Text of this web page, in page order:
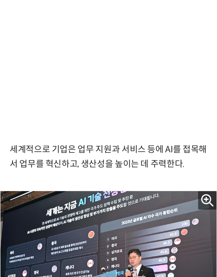
세계적으로 기업은 업무 지원과 서비스 등에 AI를 접목해
서 업무를 혁신하고, 생산성을 높이는 데 주력한다.